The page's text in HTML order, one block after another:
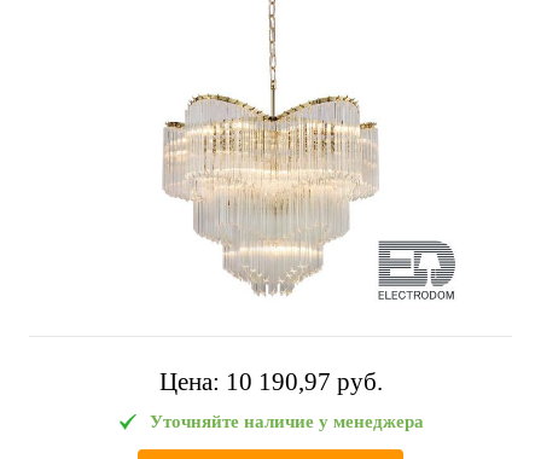
Цена: 10 190,97 pуб.
Уточняйте наличие у менеджера